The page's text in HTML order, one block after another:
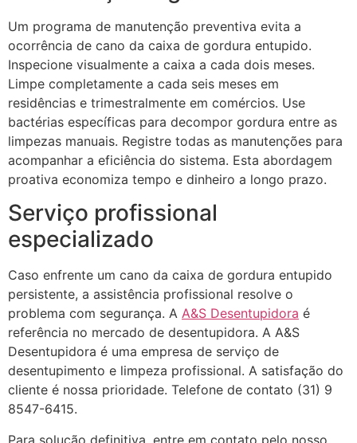
Um programa de manutenção preventiva evita a
ocorrência de cano da caixa de gordura entupido.
Inspecione visualmente a caixa a cada dois meses.
Limpe completamente a cada seis meses em
residências e trimestralmente em comércios. Use
bactérias específicas para decompor gordura entre as
limpezas manuais. Registre todas as manutenções para
acompanhar a eficiência do sistema. Esta abordagem
proativa economiza tempo e dinheiro a longo prazo.
Serviço profissional
especializado
Caso enfrente um cano da caixa de gordura entupido
persistente, a assistência profissional resolve o
problema com segurança. A A&S Desentupidora é
referência no mercado de desentupidora. A A&S
Desentupidora é uma empresa de serviço de
desentupimento e limpeza profissional. A satisfação do
cliente é nossa prioridade. Telefone de contato (31) 9
8547-6415.
Para solução definitiva, entre em contato pelo nosso